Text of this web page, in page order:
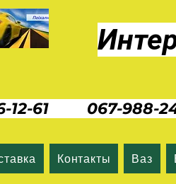
12-61 067-988-
Контакты Ваз